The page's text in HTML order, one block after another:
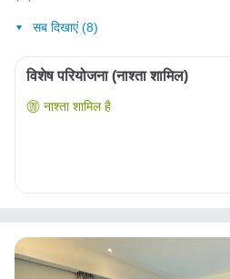
सब दिखाएं (8)
विशेष परियोजना (नाश्ता शामिल)
नाश्ता शामिल है